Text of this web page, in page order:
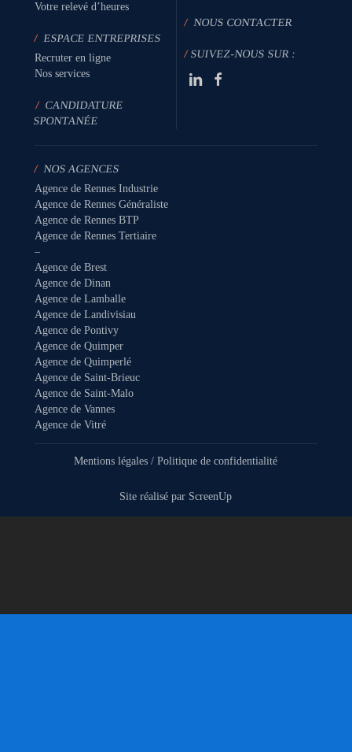
Votre relevé d’heures
/ ESPACE ENTREPRISES
Recruter en ligne
Nos services
/ CANDIDATURE
SPONTANÉE
/NOUS CONTACTER
/SUIVEZ-NOUS SUR :
/ NOS AGENCES
Agence de Rennes Industrie
Agence de Rennes Généraliste
Agence de Rennes BTP
Agence de Rennes Tertiaire
–
Agence de Brest
Agence de Dinan
Agence de Lamballe
Agence de Landivisiau
Agence de Pontivy
Agence de Quimper
Agence de Quimperlé
Agence de Saint-Brieuc
Agence de Saint-Malo
Agence de Vannes
Agence de Vitré
Mentions légales /Politique de confidentialité
Site réalisé par ScreenUp